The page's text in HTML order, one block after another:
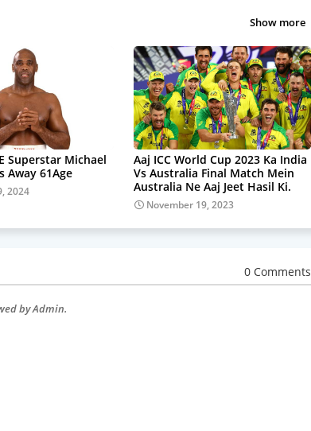
Show more
Superstar Michael
Away 61Age
2024
Aaj ICC World Cup 2023 Ka India
Vs Australia Final Match Mein
Australia Ne Aaj Jeet Hasil Ki.
November 19, 2023
0 Comments
by Admin.